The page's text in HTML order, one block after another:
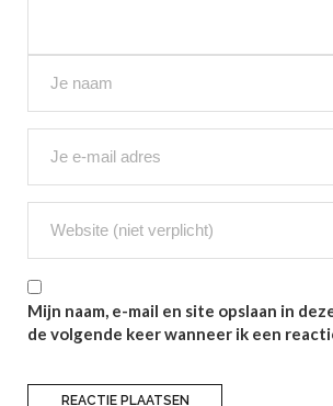
Mijn naam, e-mail en site opslaan in
de volgende keer wanneer ik een